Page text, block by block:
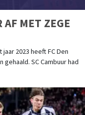
AF MET ZEGE
2023 heeft FC Den
SC Cambuur had